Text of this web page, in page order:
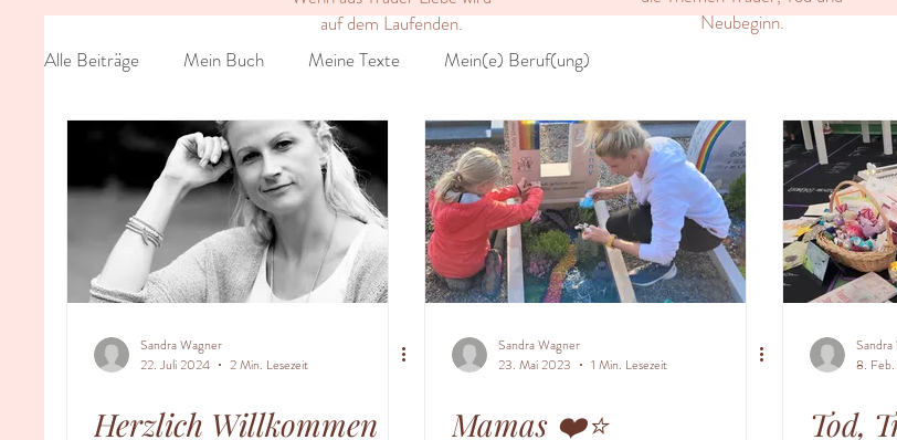
Alle Beiträge Mein Buch Meine Texte Mein(e) Beruf(ung)
Sandra Wagner
22. Juli 2024
2 Min. Lesezeit
Herzlich Willkommen
Sandra Wagner
23. Mai 2023
1 Min. Lesezeit
Mamas ❤️⭐️
8.
Tod,
auf dem Laufenden.
Neubeginn.